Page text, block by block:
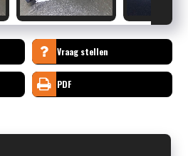
Vraag stellen
PDF